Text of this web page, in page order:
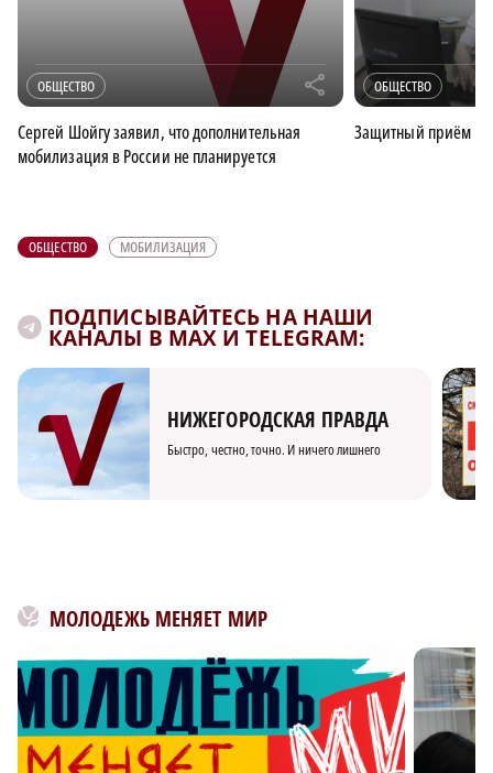
ОБЩЕСТВО r
Сергей Шойгу заявил, что дополнительная
мобилизация в России не планируется
ОБЩЕСТВО
Защитный приём
ОБЩЕСТВО МОБИЛИЗАЦИЯ
ПОДПИСЫВАЙТЕСЬ НА НАШИ
КАНАЛЫ В MAX И TELEGRAM:
НИЖЕГОРОДСКАЯ ПРАВДА
Быстро, честно, точно. И ничего лишнего
МОЛОДЕЖЬ МЕНЯЕТ МИР